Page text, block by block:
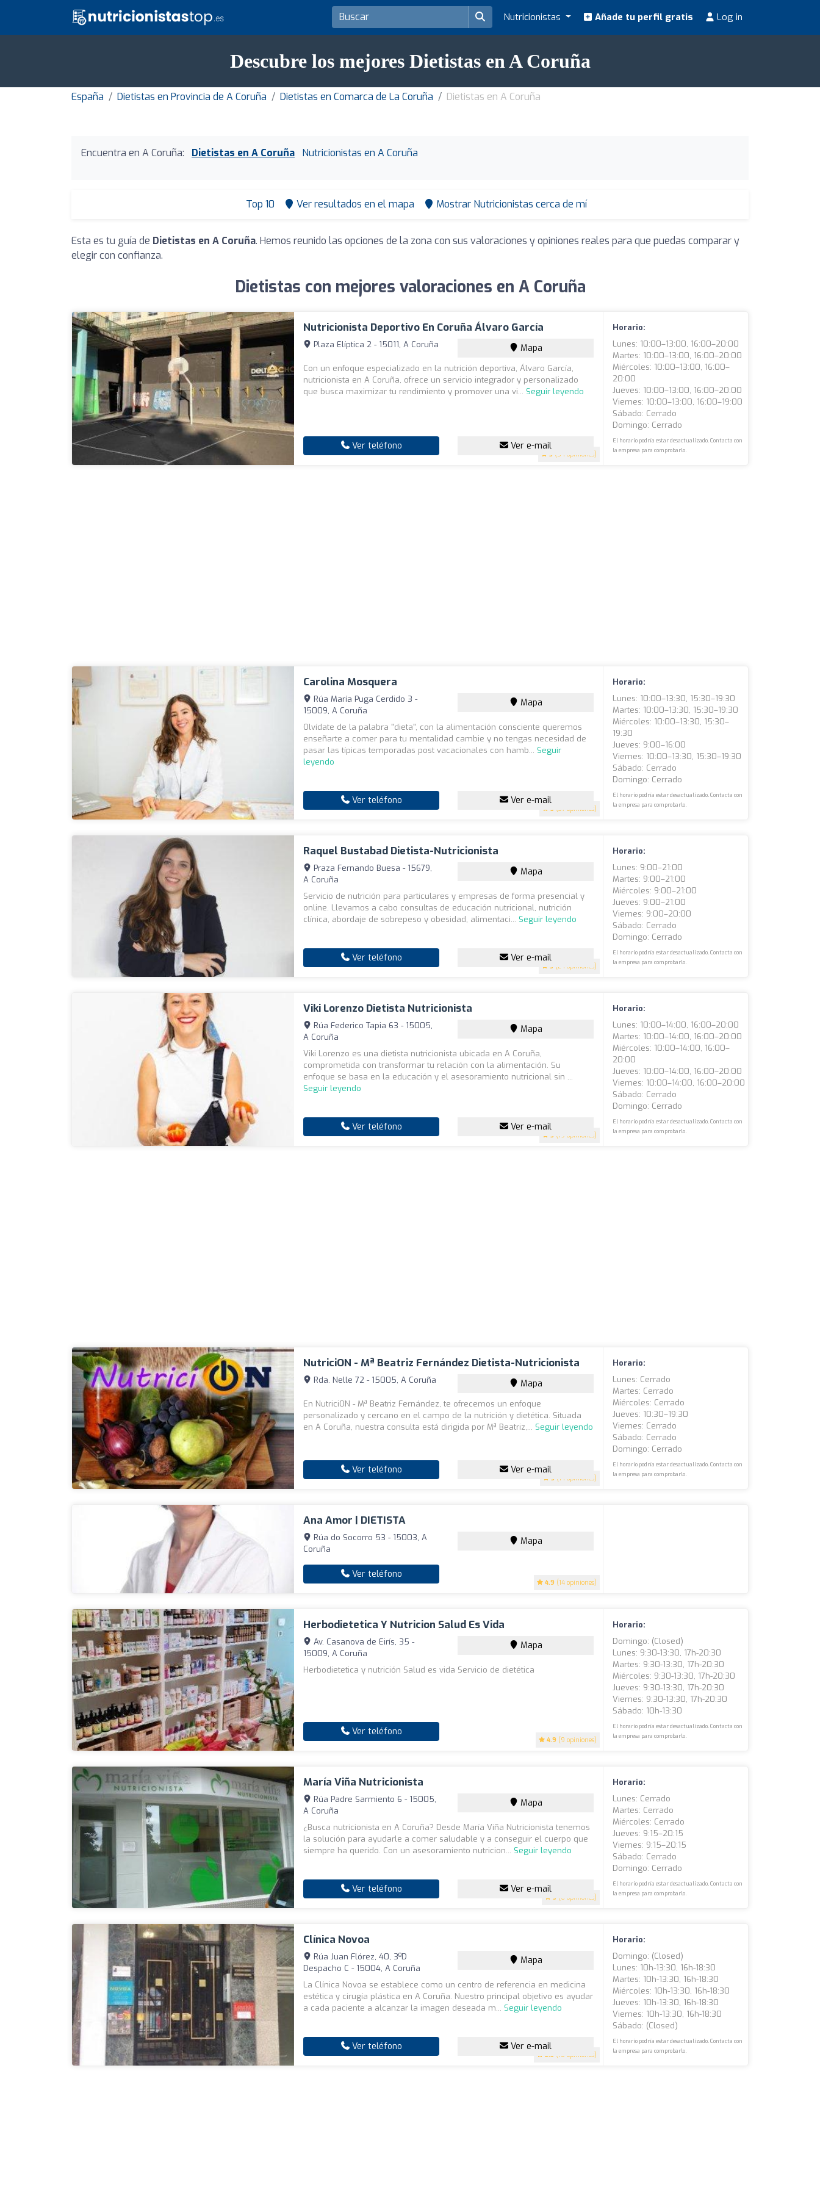
Nutricionistas Añade tu perfil gratis Log in
Descubre los mejores Dietistas en A Coruña
España Dietistas en Provincia de A Coruña Dietistas en Comarca de La Coruña Dietistas en A Coruña
Encuentra en A Coruña: Dietistas en A Coruña Nutricionistas en A Coruña
Top 10 Ver resultados en el mapa Mostrar Nutricionistas cerca de mí
Esta es tu guía de Dietistas en A Coruña. Hemos reunido las opciones de la zona con sus valoraciones y opiniones reales para que puedas comparar y
elegir con confianza.
Dietistas con mejores valoraciones en A Coruña
Nutricionista Deportivo En Coruña Álvaro García
5 (54 opiniones)
Plaza Elíptica 2 - 15011, A Coruña Mapa
Con un enfoque especializado en la nutrición deportiva, Álvaro García,
nutricionista en A Coruña, ofrece un servicio integrador y personalizado
que busca maximizar tu rendimiento y promover una vi... Seguir leyendo
Ver teléfono Ver e-mail
Horario:
Lunes: 10:00–13:00, 16:00–20:00
Martes: 10:00–13:00, 16:00–20:00
Miércoles: 10:00–13:00, 16:00–
20:00
Jueves: 10:00–13:00, 16:00–20:00
Viernes: 10:00–13:00, 16:00–19:00
Sábado: Cerrado
Domingo: Cerrado
El horario podría estar desactualizado. Contacta con
la empresa para comprobarlo.
Carolina Mosquera
5 (37 opiniones)
Rúa María Puga Cerdido 3 -
15009, A Coruña
Mapa
Olvídate de la palabra "dieta", con la alimentación consciente queremos
enseñarte a comer para tu mentalidad cambie y no tengas necesidad de
pasar las típicas temporadas post vacacionales con hamb... Seguir
leyendo
Ver teléfono Ver e-mail
Horario:
Lunes: 10:00–13:30, 15:30–19:30
Martes: 10:00–13:30, 15:30–19:30
Miércoles: 10:00–13:30, 15:30–
19:30
Jueves: 9:00–16:00
Viernes: 10:00–13:30, 15:30–19:30
Sábado: Cerrado
Domingo: Cerrado
El horario podría estar desactualizado. Contacta con
la empresa para comprobarlo.
Raquel Bustabad Dietista-Nutricionista
5 (24 opiniones)
Praza Fernando Buesa - 15679,
A Coruña
Mapa
Servicio de nutrición para particulares y empresas de forma presencial y
online. Llevamos a cabo consultas de educación nutricional, nutrición
clínica, abordaje de sobrepeso y obesidad, alimentaci... Seguir leyendo
Ver teléfono Ver e-mail
Horario:
Lunes: 9:00–21:00
Martes: 9:00–21:00
Miércoles: 9:00–21:00
Jueves: 9:00–21:00
Viernes: 9:00–20:00
Sábado: Cerrado
Domingo: Cerrado
El horario podría estar desactualizado. Contacta con
la empresa para comprobarlo.
Viki Lorenzo Dietista Nutricionista
5 (19 opiniones)
Rúa Federico Tapia 63 - 15005,
A Coruña
Mapa
Viki Lorenzo es una dietista nutricionista ubicada en A Coruña,
comprometida con transformar tu relación con la alimentación. Su
enfoque se basa en la educación y el asesoramiento nutricional sin ...
Seguir leyendo
Ver teléfono Ver e-mail
Horario:
Lunes: 10:00–14:00, 16:00–20:00
Martes: 10:00–14:00, 16:00–20:00
Miércoles: 10:00–14:00, 16:00–
20:00
Jueves: 10:00–14:00, 16:00–20:00
Viernes: 10:00–14:00, 16:00–20:00
Sábado: Cerrado
Domingo: Cerrado
El horario podría estar desactualizado. Contacta con
la empresa para comprobarlo.
NutriciON - Mª Beatriz Fernández Dietista-Nutricionista
5 (14 opiniones)
Rda. Nelle 72 - 15005, A Coruña Mapa
En NutriciON - Mª Beatriz Fernández, te ofrecemos un enfoque
personalizado y cercano en el campo de la nutrición y dietética. Situada
en A Coruña, nuestra consulta está dirigida por Mª Beatriz,... Seguir leyendo
Ver teléfono Ver e-mail
Horario:
Lunes: Cerrado
Martes: Cerrado
Miércoles: Cerrado
Jueves: 10:30–19:30
Viernes: Cerrado
Sábado: Cerrado
Domingo: Cerrado
El horario podría estar desactualizado. Contacta con
la empresa para comprobarlo.
Ana Amor | DIETISTA
4.9 (14 opiniones)
Rúa do Socorro 53 - 15003, A
Coruña
Mapa
Ver teléfono
Herbodietetica Y Nutricion Salud Es Vida
4.9 (9 opiniones)
Av. Casanova de Eirís, 35 -
15009, A Coruña
Mapa
Herbodietetica y nutrición Salud es vida Servicio de dietética
Ver teléfono
Horario:
Domingo: (closed)
Lunes: 9:30-13:30, 17h-20:30
Martes: 9:30-13:30, 17h-20:30
Miércoles: 9:30-13:30, 17h-20:30
Jueves: 9:30-13:30, 17h-20:30
Viernes: 9:30-13:30, 17h-20:30
Sábado: 10h-13:30
El horario podría estar desactualizado. Contacta con
la empresa para comprobarlo.
María Viña Nutricionista
5 (6 opiniones)
Rúa Padre Sarmiento 6 - 15005,
A Coruña
Mapa
¿Busca nutricionista en A Coruña? Desde María Viña Nutricionista tenemos
la solución para ayudarle a comer saludable y a conseguir el cuerpo que
siempre ha querido. Con un asesoramiento nutricion... Seguir leyendo
Ver teléfono Ver e-mail
Horario:
Lunes: Cerrado
Martes: Cerrado
Miércoles: Cerrado
Jueves: 9:15–20:15
Viernes: 9:15–20:15
Sábado: Cerrado
Domingo: Cerrado
El horario podría estar desactualizado. Contacta con
la empresa para comprobarlo.
Clínica Novoa
3.5 (10 opiniones)
Rúa Juan Flórez, 40, 3ºD
Despacho C - 15004, A Coruña
Mapa
La Clínica Novoa se establece como un centro de referencia en medicina
estética y cirugía plástica en A Coruña. Nuestro principal objetivo es ayudar
a cada paciente a alcanzar la imagen deseada m... Seguir leyendo
Ver teléfono Ver e-mail
Horario:
Domingo: (closed)
Lunes: 10h-13:30, 16h-18:30
Martes: 10h-13:30, 16h-18:30
Miércoles: 10h-13:30, 16h-18:30
Jueves: 10h-13:30, 16h-18:30
Viernes: 10h-13:30, 16h-18:30
Sábado: (closed)
El horario podría estar desactualizado. Contacta con
la empresa para comprobarlo.